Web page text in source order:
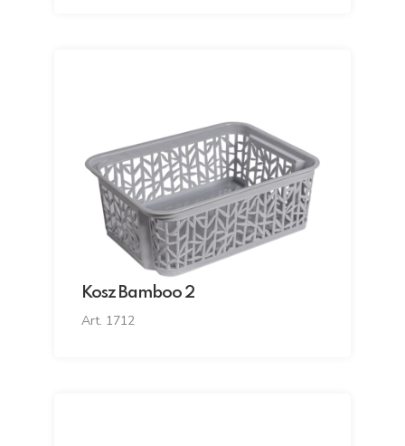
Kosz Bamboo 2
Art. 1712